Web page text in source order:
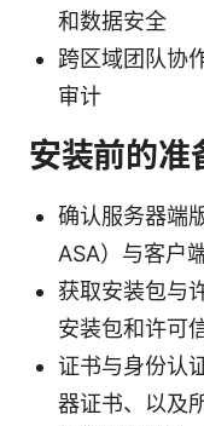
和数据安全
跨区域团队协
审计
安装前的准
确认服务器端
ASA）与客户
获取安装包与
安装包和许可
证书与身份认
器证书、以及